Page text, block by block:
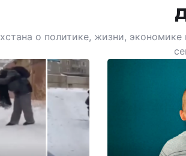
о политике, жизни,